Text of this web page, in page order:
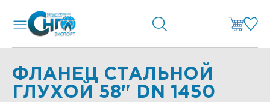
ФЛАНЕЦ СТАЛЬНОЙ
ГЛУХОЙ 58" DN 1450